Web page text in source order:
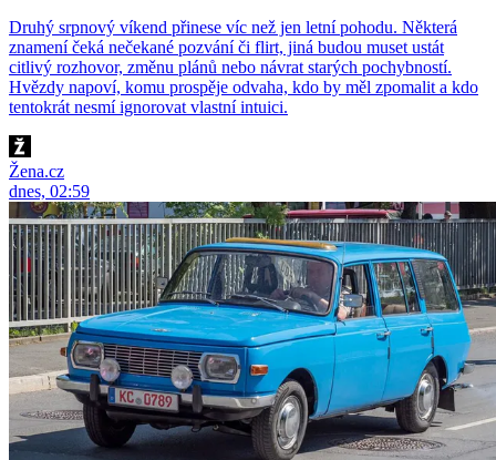
Druhý srpnový víkend přinese víc než jen letní pohodu. Některá
znamení čeká nečekané pozvání či flirt, jiná budou muset ustát
citlivý rozhovor, změnu plánů nebo návrat starých pochybností.
Hvězdy napoví, komu prospěje odvaha, kdo by měl zpomalit a kdo
tentokrát nesmí ignorovat vlastní intuici.
Žena.cz
dnes, 02:59